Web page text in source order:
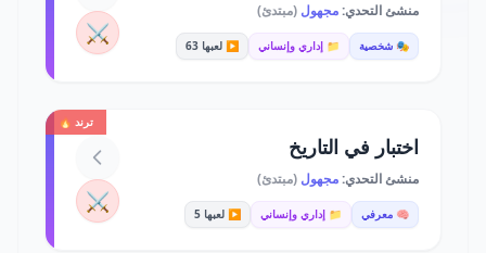
منشئ التحدي:مجهول (مبتدئ)
🎭 شخصية 📁 إداري وإنساني ▶️ لعبها 63 ⚔️
ترند 🔥
اختبار في التاريخ
منشئ التحدي:مجهول (مبتدئ)
🧠 معرفي 📁 إداري وإنساني ▶️ لعبها 5 ⚔️